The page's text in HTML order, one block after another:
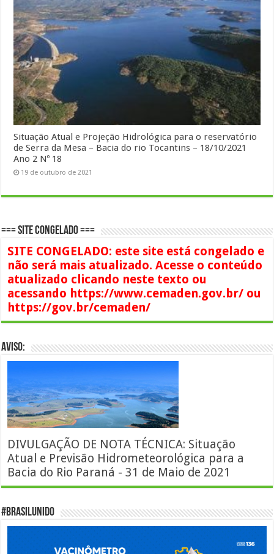
Situação Atual e Projeção Hidrológica para o reservatório
de Serra da Mesa – Bacia do rio Tocantins – 18/10/2021
Ano 2 Nº 18
19 de outubro de 2021
=== SITE CONGELADO ===
SITE CONGELADO: este site está congelado e
não será mais atualizado. Acesse o conteúdo
atualizado clicando neste texto ou
acessando https://www.cemaden.gov.br/ ou
https://gov.br/cemaden/
AVISO:
DIVULGAÇÃO DE NOTA TÉCNICA: Situação
Atual e Previsão Hidrometeorológica para a
Bacia do Rio Paraná - 31 de Maio de 2021
#BrasilUnido